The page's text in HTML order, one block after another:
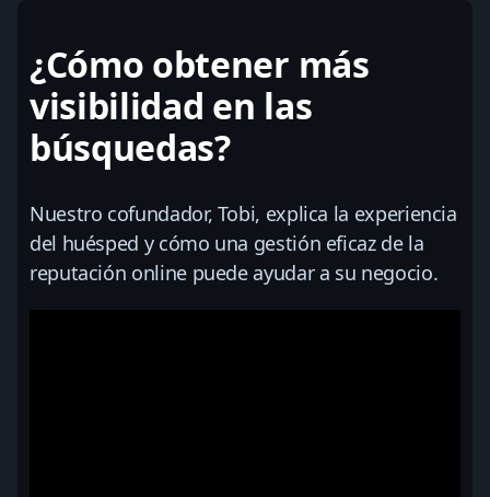
¿Cómo obtener más
visibilidad en las
búsquedas?
Nuestro cofundador, Tobi, explica la experiencia
del huésped y cómo una gestión eficaz de la
reputación online puede ayudar a su negocio.